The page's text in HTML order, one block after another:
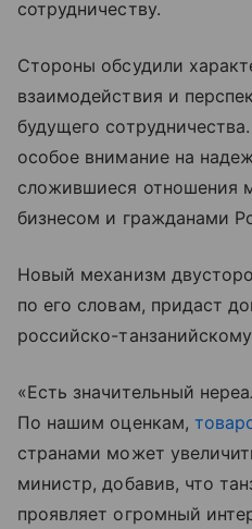
сотрудничеству.
Стороны обсудили
взаимодействия и
будущего
особое внимание на
сложившиеся отношения
бизнесом и гражданами
Новый механизм
по его словам, придаст
российско-
«Есть значительный
По нашим оценкам,
странами может
министр, добавив, что
проявляет огромный